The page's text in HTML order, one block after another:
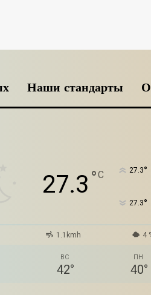
Наши стандарты
27.3 °C 27.3°
27.3°
1.1kmh 4
ВС
42°
ПН
40°